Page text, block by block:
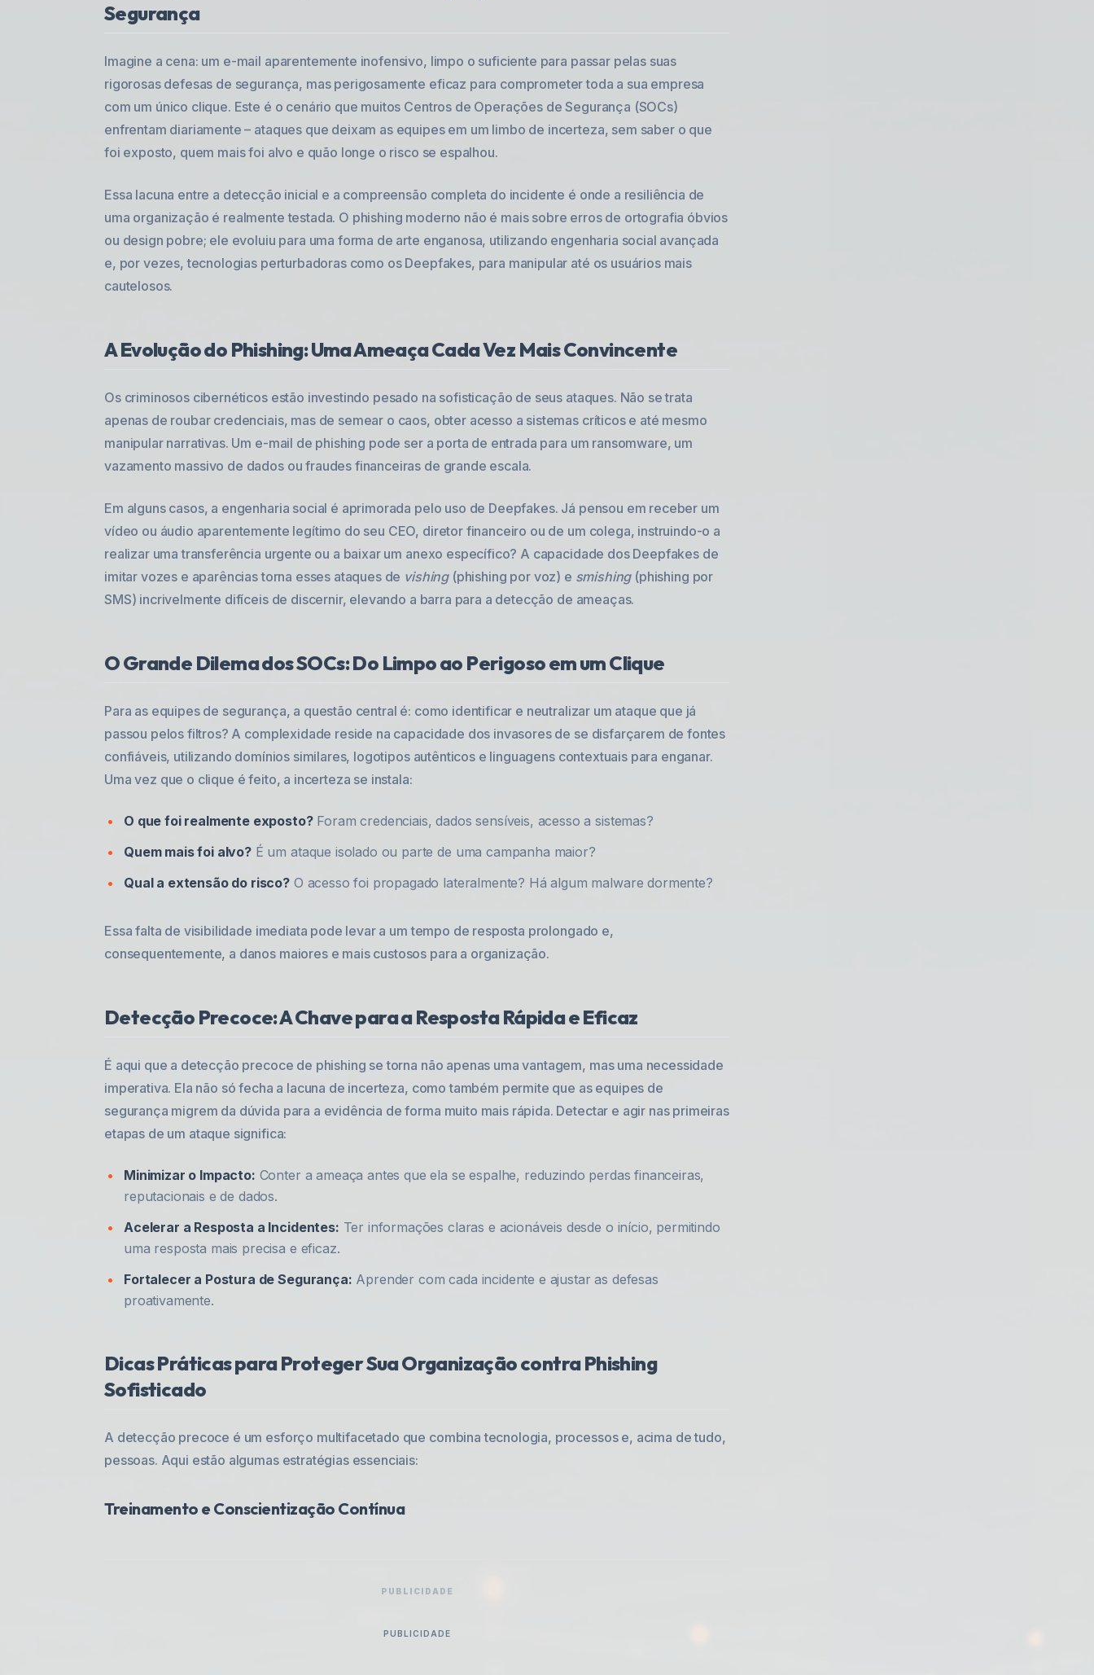
Segurança
Imagine a cena: um e-mail aparentemente inofensivo, limpo o suficiente para passar pelas suas
rigorosas defesas de segurança, mas perigosamente eficaz para comprometer toda a sua empresa
com um único clique. Este é o cenário que muitos Centros de Operações de Segurança (SOCs)
enfrentam diariamente – ataques que deixam as equipes em um limbo de incerteza, sem saber o que
foi exposto, quem mais foi alvo e quão longe o risco se espalhou.
Essa lacuna entre a detecção inicial e a compreensão completa do incidente é onde a resiliência de
uma organização é realmente testada. O phishing moderno não é mais sobre erros de ortografia óbvios
ou design pobre; ele evoluiu para uma forma de arte enganosa, utilizando engenharia social avançada
e, por vezes, tecnologias perturbadoras como os Deepfakes, para manipular até os usuários mais
cautelosos.
A Evolução do Phishing: Uma Ameaça Cada Vez Mais Convincente
Os criminosos cibernéticos estão investindo pesado na sofisticação de seus ataques. Não se trata
apenas de roubar credenciais, mas de semear o caos, obter acesso a sistemas críticos e até mesmo
manipular narrativas. Um e-mail de phishing pode ser a porta de entrada para um ransomware, um
vazamento massivo de dados ou fraudes financeiras de grande escala.
Em alguns casos, a engenharia social é aprimorada pelo uso de Deepfakes. Já pensou em receber um
vídeo ou áudio aparentemente legítimo do seu CEO, diretor financeiro ou de um colega, instruindo-o a
realizar uma transferência urgente ou a baixar um anexo específico? A capacidade dos Deepfakes de
imitar vozes e aparências torna esses ataques de vishing(phishing por voz) e smishing(phishing por
SMS) incrivelmente difíceis de discernir, elevando a barra para a detecção de ameaças.
O Grande Dilema dos SOCs: Do Limpo ao Perigoso em um Clique
Para as equipes de segurança, a questão central é: como identificar e neutralizar um ataque que já
passou pelos filtros? A complexidade reside na capacidade dos invasores de se disfarçarem de fontes
confiáveis, utilizando domínios similares, logotipos autênticos e linguagens contextuais para enganar.
Uma vez que o clique é feito, a incerteza se instala:
O que foi realmente exposto?Foram credenciais, dados sensíveis, acesso a sistemas?
Quem mais foi alvo?É um ataque isolado ou parte de uma campanha maior?
Qual a extensão do risco? O acesso foi propagado lateralmente? Há algum malware dormente?
Essa falta de visibilidade imediata pode levar a um tempo de resposta prolongado e,
consequentemente, a danos maiores e mais custosos para a organização.
Detecção Precoce: A Chave para a Resposta Rápida e Eficaz
É aqui que a detecção precoce de phishing se torna não apenas uma vantagem, mas uma necessidade
imperativa. Ela não só fecha a lacuna de incerteza, como também permite que as equipes de
segurança migrem da dúvida para a evidência de forma muito mais rápida. Detectar e agir nas primeiras
etapas de um ataque significa:
Minimizar o Impacto: Conter a ameaça antes que ela se espalhe, reduzindo perdas financeiras,
reputacionais e de dados.
Acelerar a Resposta a Incidentes: Ter informações claras e acionáveis desde o início, permitindo
uma resposta mais precisa e eficaz.
Fortalecer a Postura de Segurança: Aprender com cada incidente e ajustar as defesas
proativamente.
Dicas Práticas para Proteger Sua Organização contra Phishing
Sofisticado
A detecção precoce é um esforço multifacetado que combina tecnologia, processos e, acima de tudo,
pessoas. Aqui estão algumas estratégias essenciais:
Treinamento e Conscientização Contínua
PUBLICIDADE
PUBLICIDADE